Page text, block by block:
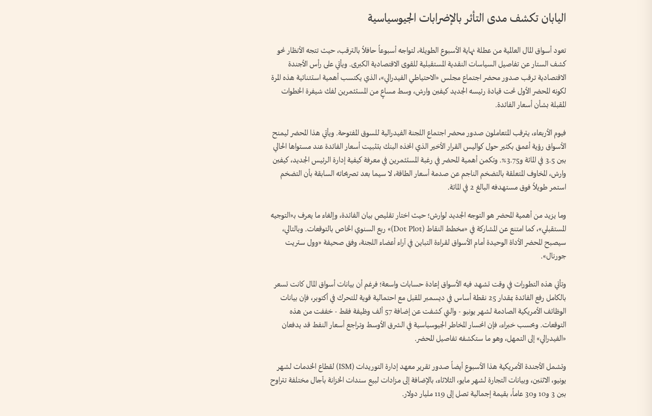
اليابان تكشف مدى التأثر بالإضرابات الجيوسياسية
تعود أسواق المال العالمية من عطلة نهاية الأسبوع الطويلة، لتواجه أسبوعاً حافلاً بالترقب، حيث تتجه الأنظار نحو
كشف الستار عن تفاصيل السياسات النقدية المستقبلية للقوى الاقتصادية الكبرى. ويأتي على رأس الأجندة
الاقتصادية ترقب صدور محضر اجتماع مجلس «الاحتياطي الفيدرالي»، الذي يكتسب أهمية استثنائية هذه المرة
لكونه المحضر الأول تحت قيادة رئيسه الجديد كيفين وارش، وسط مساعٍ من المستثمرين لفك شيفرة الخطوات
المقبلة بشأن أسعار الفائدة.
فيوم الأربعاء، يترقب المتعاملون صدور محضر اجتماع اللجنة الفيدرالية للسوق المفتوحة. ويأتي هذا المحضر ليمنح
الأسواق رؤية أعمق بكثير حول كواليس القرار الأخير الذي اتخذه البنك بتثبيت أسعار الفائدة عند مستواها الحالي
بين 3.5 في المائة و3.75%. وتكمن أهمية المحضر في رغبة المستثمرين في معرفة كيفية إدارة الرئيس الجديد، كيفين
وارش، المخاوف المتعلقة بالتضخم الناجم عن صدمة أسعار الطاقة، لا سيما بعد تصريحاته السابقة بأن التضخم
استمر طويلاً فوق مستهدفه البالغ 2 في المائة.
وما يزيد من أهمية المحضر هو التوجه الجديد لوارش؛ حيث اختار تقليص بيان الفائدة، وإلغاء ما يعرف بـ«التوجيه
المستقبلي»، كما امتنع عن المشاركة في «مخطط النقاط (Dot Plot)» ربع السنوي الخاص بالتوقعات. وبالتالي،
سيصبح المحضر الأداة الوحيدة أمام الأسواق لقراءة التباين في آراء أعضاء اللجنة، وفق صحيفة «وول ستريت
جورنال».
وتأتي هذه التطورات في وقت تشهد فيه الأسواق إعادة حسابات واسعة؛ فرغم أن بيانات أسواق المال كانت تسعر
بالكامل رفع الفائدة بمقدار 25 نقطة أساس في ديسمبر المقبل مع احتمالية قوية للتحرك في أكتوبر، فإن بيانات
الوظائف الأمريكية الصادمة لشهر يونيو - والتي كشفت عن إضافة 57 ألف وظيفة فقط - خففت من هذه
التوقعات. وبحسب خبراء، فإن انحسار المخاطر الجيوسياسية في الشرق الأوسط وتراجع أسعار النفط قد يدفعان
«الفيدرالي» إلى التمهل، وهو ما ستكشفه تفاصيل المحضر.
وتشمل الأجندة الأمريكية هذا الأسبوع أيضاً صدور تقرير معهد إدارة التوريدات (ISM) لقطاع الخدمات لشهر
يونيو، الاثنين، وبيانات التجارة لشهر مايو، الثلاثاء، بالإضافة إلى مزادات لبيع سندات الخزانة بآجال مختلفة تتراوح
بين 3 و10 و30 عاماً، بقيمة إجمالية تصل إلى 119 مليار دولار.